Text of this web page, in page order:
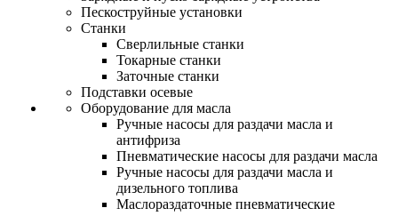
Пескоструйные установки
Станки
Сверлильные станки
Токарные станки
Заточные станки
Подставки осевые
Оборудование для масла
Ручные насосы для раздачи масла и
антифриза
Пневматические насосы для раздачи масла
Ручные насосы для раздачи масла и
дизельного топлива
Маслораздаточные пневматические